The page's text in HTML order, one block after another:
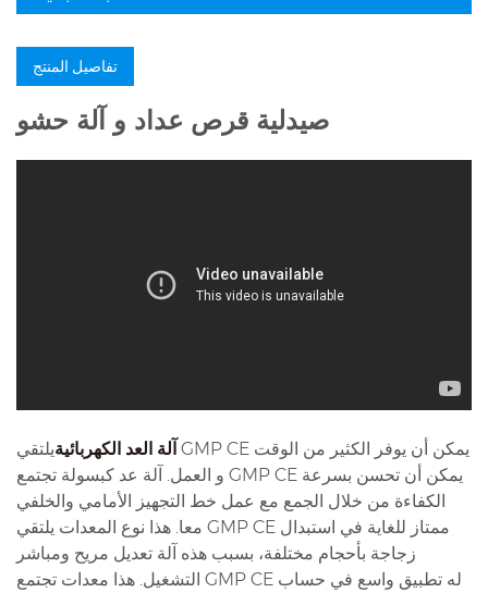
تفاصيل المنتج
صيدلية قرص عداد و آلة حشو
آلة العد الكهربائيةيلتقي GMP CE يمكن أن يوفر الكثير من الوقت
و العمل. آلة عد كبسولة تجتمع GMP CE يمكن أن تحسن بسرعة
الكفاءة من خلال الجمع مع عمل خط التجهيز الأمامي والخلفي
معا. هذا نوع المعدات يلتقي GMP CE ممتاز للغاية في استبدال
زجاجة بأحجام مختلفة، بسبب هذه آلة تعديل مريح ومباشر
التشغيل. هذا معدات تجتمع GMP CE له تطبيق واسع في حساب